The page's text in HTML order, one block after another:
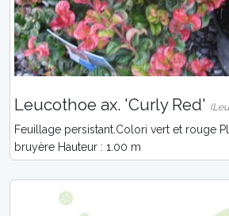
Leucothoe ax. 'Curly Red'
Feuillage persistant.Colori vert et rouge
bruyère Hauteur : 1.00 m